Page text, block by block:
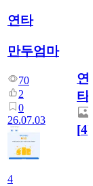
연타
만두엄마
70
2
0
26.07.03
4
연
타
[4]